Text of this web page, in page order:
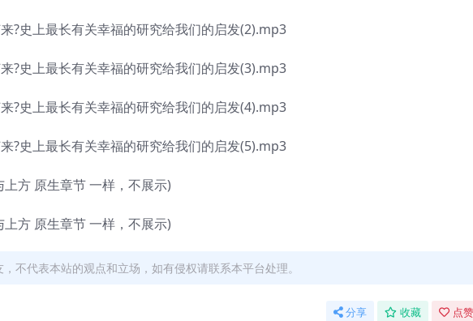
史上最长有关幸福的研究给我们的启发(2).mp3
史上最长有关幸福的研究给我们的启发(3).mp3
史上最长有关幸福的研究给我们的启发(4).mp3
史上最长有关幸福的研究给我们的启发(5).mp3
方 原生章节 一样，不展示)
方 原生章节 一样，不展示)
不代表本站的观点和立场，如有侵权请联系本平台处理。
分享 收藏 点